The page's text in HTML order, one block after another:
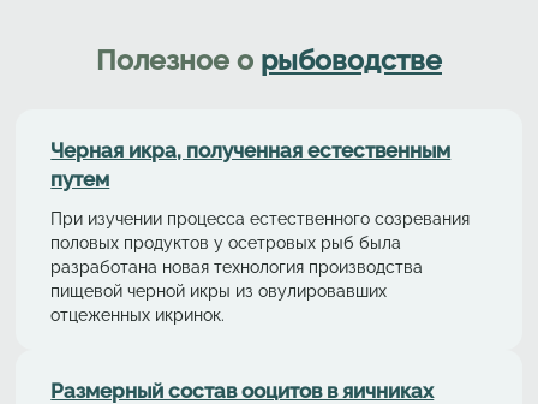
Полезное о рыбоводстве
Черная икра, полученная естественным
путем
При изучении процесса естественного созревания
половых продуктов у осетровых рыб была
разработана новая технология производства
пищевой черной икры из овулировавших
отцеженных икринок.
Размерный состав ооцитов в яичниках